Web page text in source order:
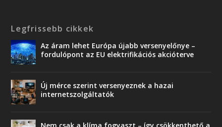
Legfrissebb cikkek
Az áram lehet Európa újabb versenyelőnye –
fordulópont az EU elektrifikációs akcióterve
Új mérce szerint versenyeznek a hazai
internetszolgáltatók